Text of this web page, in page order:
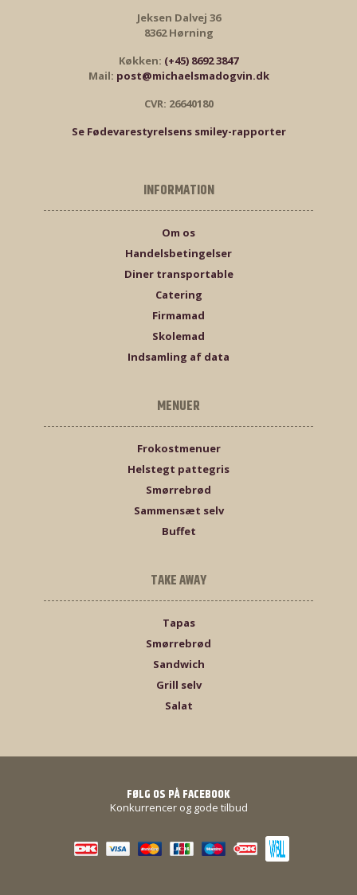
Jeksen Dalvej 36
8362 Hørning
Køkken: (+45) 8692 3847
Mail: post@michaelsmadogvin.dk
CVR: 26640180
Se Fødevarestyrelsens smiley-rapporter
INFORMATION
Om os
Handelsbetingelser
Diner transportable
Catering
Firmamad
Skolemad
Indsamling af data
MENUER
Frokostmenuer
Helstegt pattegris
Smørrebrød
Sammensæt selv
Buffet
TAKE AWAY
Tapas
Smørrebrød
Sandwich
Grill selv
Salat
FØLG OS PÅ FACEBOOK
Konkurrencer og gode tilbud